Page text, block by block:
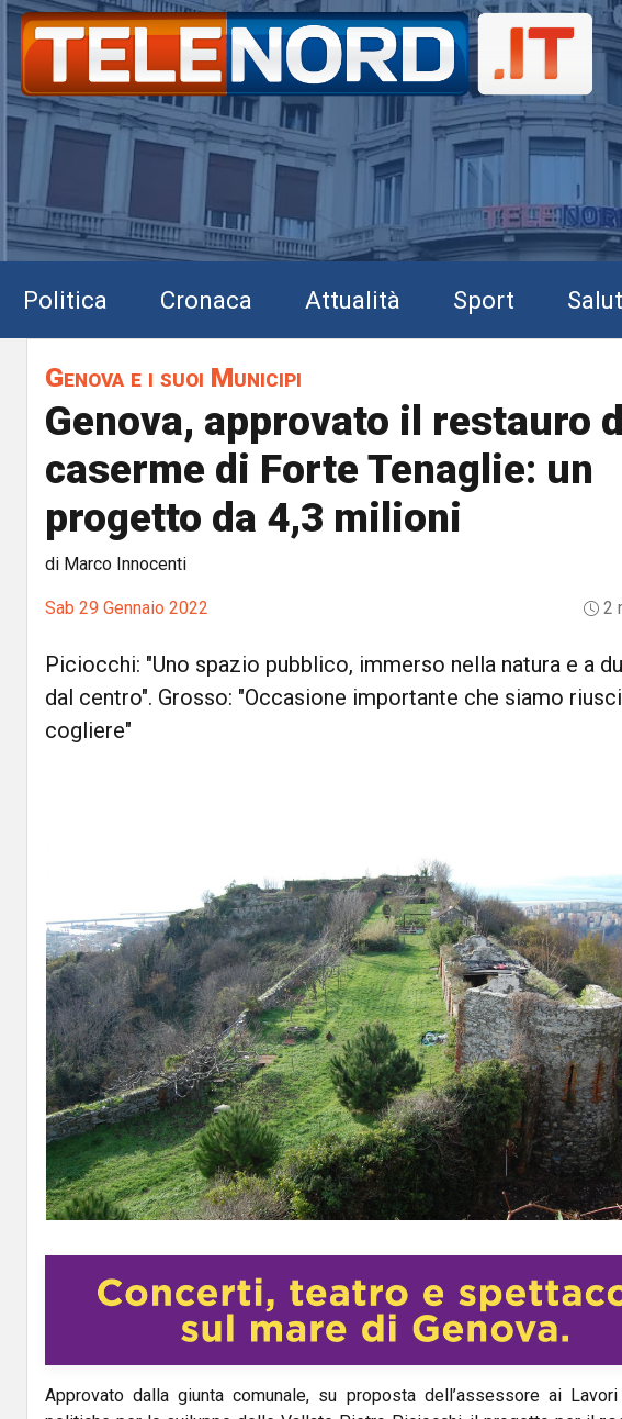
Politica Cronaca Attualità Sport
Genova e i suoi Municipi
Genova, approvato il restauro
caserme di Forte Tenaglie: un
progetto da 4,3 milioni
di Marco Innocenti
Sab 29 Gennaio 2022 2
Piciocchi: "Uno spazio pubblico, immerso nella natura e a
dal centro". Grosso: "Occasione importante che siamo
cogliere"
Approvato dalla giunta comunale, su proposta dell’assessore ai